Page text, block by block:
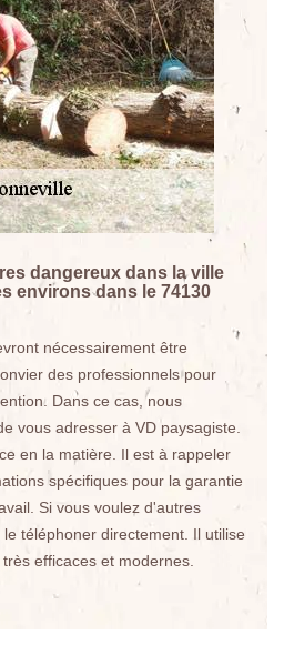
dangereux dans la ville
environs dans le 74130
nécessairement être
des professionnels pour
Dans ce cas, nous
vous adresser à VD paysagiste.
en la matière. Il est à rappeler
spécifiques pour la garantie
Si vous voulez d'autres
téléphoner directement. Il utilise
efficaces et modernes.